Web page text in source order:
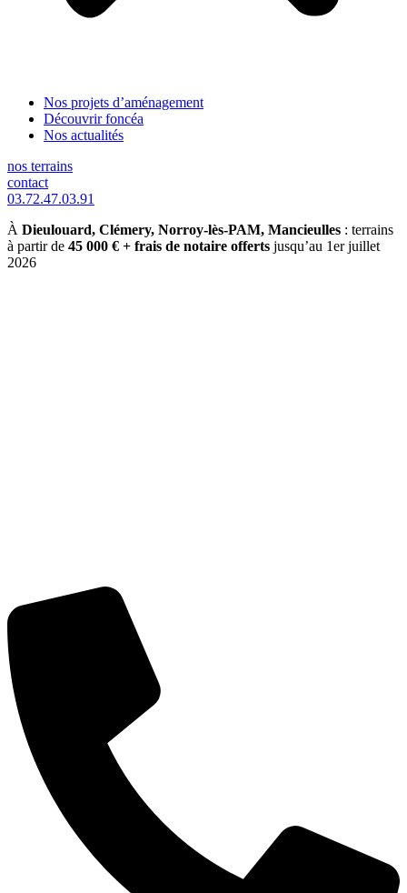
Nos projets d’aménagement
Découvrir foncéa
Nos actualités
nos terrains
contact
03.72.47.03.91
À Dieulouard, Clémery, Norroy-lès-PAM, Mancieulles : terrains
à partir de 45 000 € + frais de notaire offerts jusqu’au 1er juillet
2026